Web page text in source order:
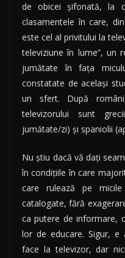
de obicei șifonată, la
clasamentele în care,
este cel al privitului la
televiziune în lume”, un
jumătate în fața
constatate de același
un sfert. După
televizorului sunt
jumătate/zi) și spaniolii
Nu știu dacă vă dați
în condițiile în care
care rulează pe
catalogate, fără
ca putere de informare,
lor de educare. Sigur, e
face la televizor, dar